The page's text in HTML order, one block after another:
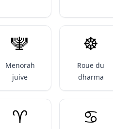
🕎
Menorah
juive
☸️
Roue du
dharma
♈️ ♋️